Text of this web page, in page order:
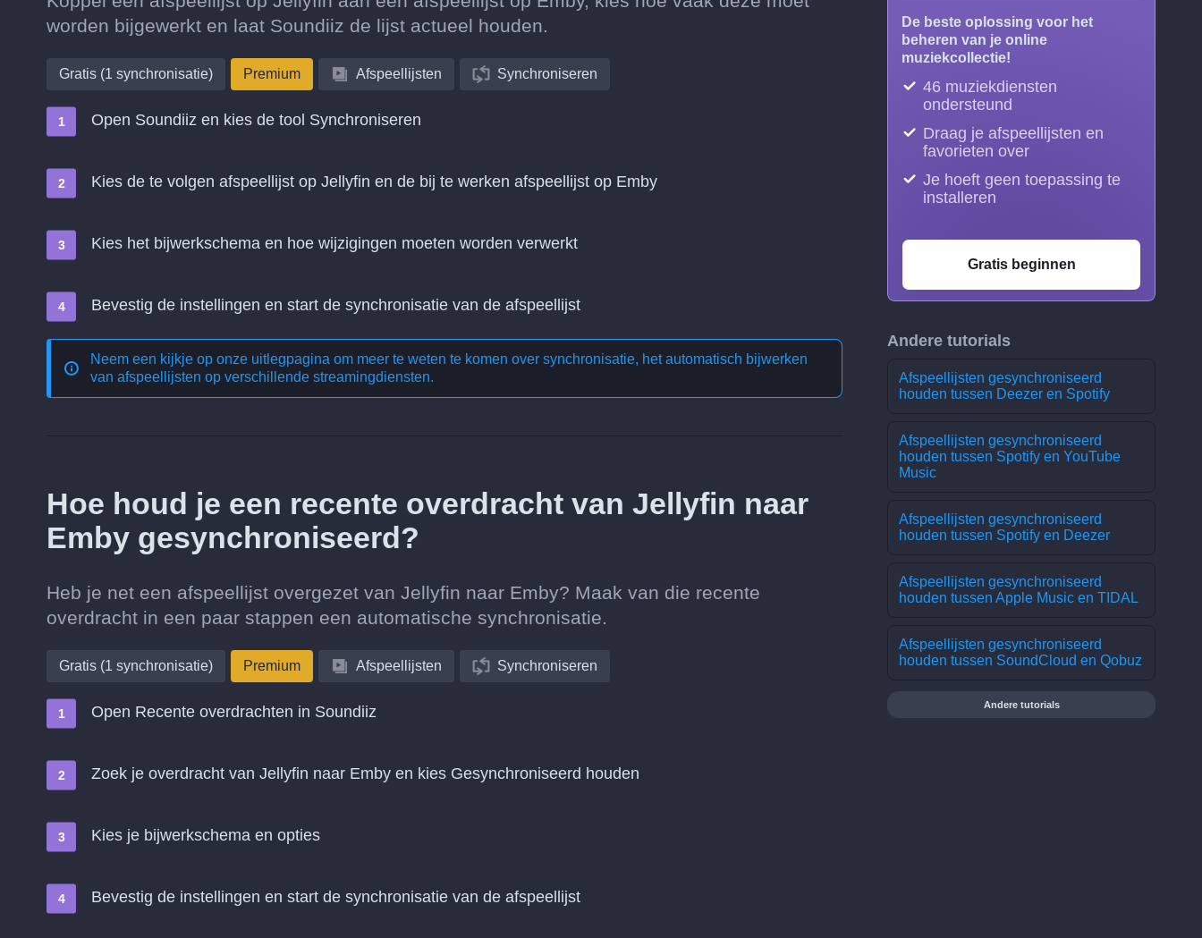
worden bijgewerkt en laat Soundiiz de lijst actueel houden.
Gratis (1 synchronisatie) Premium Afspeellijsten Synchroniseren
Open Soundiiz en kies de tool Synchroniseren
Kies de te volgen afspeellijst op Jellyfin en de bij te werken afspeellijst op Emby
Kies het bijwerkschema en hoe wijzigingen moeten worden verwerkt
Bevestig de instellingen en start de synchronisatie van de afspeellijst
Neem een kijkje op onze uitlegpagina om meer te weten te komen over synchronisatie, het automatisch bijwerken
van afspeellijsten op verschillende streamingdiensten.
Hoe houd je een recente overdracht van Jellyfin naar
Emby gesynchroniseerd?
Heb je net een afspeellijst overgezet van Jellyfin naar Emby? Maak van die recente
overdracht in een paar stappen een automatische synchronisatie.
Gratis (1 synchronisatie) Premium Afspeellijsten Synchroniseren
Open Recente overdrachten in Soundiiz
Zoek je overdracht van Jellyfin naar Emby en kies Gesynchroniseerd houden
Kies je bijwerkschema en opties
Bevestig de instellingen en start de synchronisatie van de afspeellijst
De beste oplossing voor het
beheren van je online
muziekcollectie!
46 muziekdiensten
ondersteund
Draag je afspeellijsten en
favorieten over
Je hoeft geen toepassing te
installeren
Gratis beginnen
Andere tutorials
Afspeellijsten gesynchroniseerd
houden tussen Deezer en Spotify
Afspeellijsten gesynchroniseerd
houden tussen Spotify en YouTube
Music
Afspeellijsten gesynchroniseerd
houden tussen Spotify en Deezer
Afspeellijsten gesynchroniseerd
houden tussen Apple Music en TIDAL
Afspeellijsten gesynchroniseerd
houden tussen SoundCloud en Qobuz
Andere tutorials